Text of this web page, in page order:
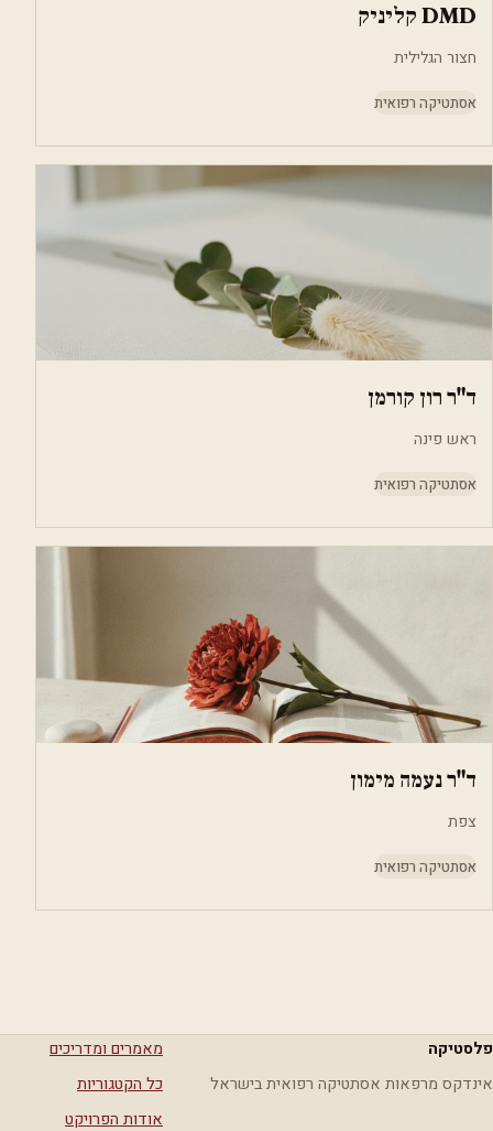
DMD קליניק
חצור הגלילית
אסתטיקה רפואית
ד"ר רון קורמן
ראש פינה
אסתטיקה רפואית
ד"ר נעמה מימון
צפת
אסתטיקה רפואית
פלסטיקה
אינדקס מרפאות אסתטיקה רפואית בישראל
מאמרים ומדריכים
כל הקטגוריות
אודות הפרויקט